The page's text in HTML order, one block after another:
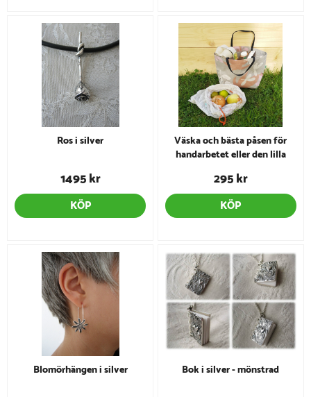
Ros i silver
1495 kr
KÖP
Väska och bästa påsen för
handarbetet eller den lilla
295 kr
KÖP
Blomörhängen i silver Bok i silver - mönstrad